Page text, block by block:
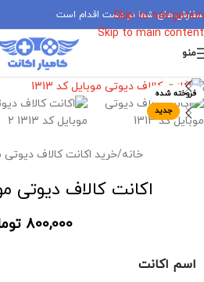
Skip to navigation
Skip to main content
سفارش های شما در دست اقدام است
منو
فروخته شده
جدید
برای بزرگنمایی کلیک کنید
خانه/خرید اکانت کالاف دیوتی
اکانت کالاف دیوتی
800,000
اسم اکانت